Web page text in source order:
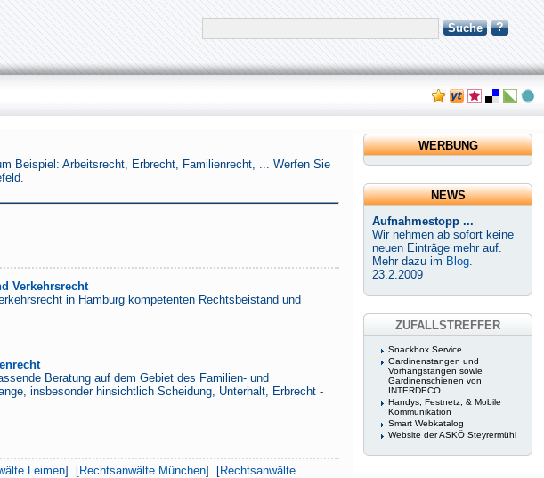
Beispiel: Arbeitsrecht, Erbrecht, Familienrecht, ... Werfen Sie
Verkehrsrecht
in Hamburg kompetenten Rechtsbeistand und
Beratung auf dem Gebiet des Familien- und
insbesonder hinsichtlich Scheidung, Unterhalt, Erbrecht -
Leimen] [Rechtsanwälte München] [Rechtsanwälte
Suche ?
WERBUNG
NEWS
Aufnahmestopp ...
Wir nehmen ab sofort keine
neuen Einträge mehr auf.
Mehr dazu im Blog.
23.2.2009
ZUFALLSTREFFER
Snackbox Service
Gardinenstangen und
Vorhangstangen sowie
Gardinenschienen von
INTERDECO
Handys, Festnetz, & Mobile
Kommunikation
Smart Webkatalog
Website der ASKÖ Steyrermühl